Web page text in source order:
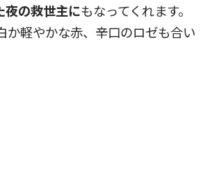
夜の救世主にもなってくれます。
か軽やかな赤、辛口のロゼも合い